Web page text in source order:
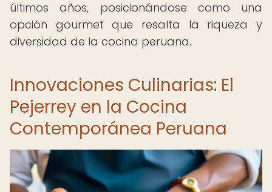
últimos años, posicionándose como una
opción gourmet que resalta la riqueza y
diversidad de la cocina peruana.
Innovaciones Culinarias: El
Pejerrey en la Cocina
Contemporánea Peruana